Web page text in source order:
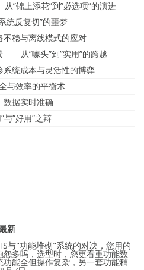
”锦上添花”到”必选项”的演进
统反复切”的噩梦
稳与离线模式的应对
从”噱头”到”实用”的跨越
统成本与灵活性的博弈
与效率的平衡术
数据实时准确
”好用”之辩
新
与"功能堆砌"系统的对决，您用的
多吗，选型时，您更看重功能数
能全但操作复杂，另一套功能稍